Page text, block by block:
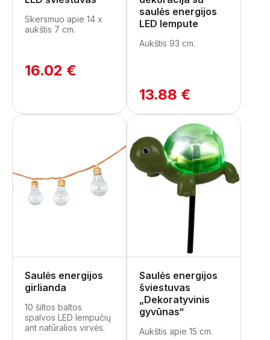
Skersmuo apie 14 x
aukštis 7 cm.
16.02 €
saulės energijos
LED lempute
Aukštis 93 cm.
13.88 €
Saulės energijos
girlianda
10 šiltos baltos
spalvos LED lempučių
ant natūralios virvės.
Saulės energijos
šviestuvas
„Dekoratyvinis
gyvūnas“
Aukštis apie 15 cm.